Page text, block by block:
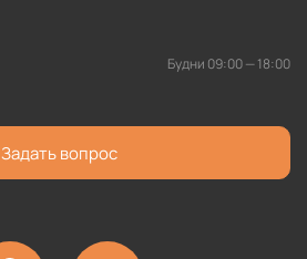
Будни 09:00 — 18:00
Задать вопрос